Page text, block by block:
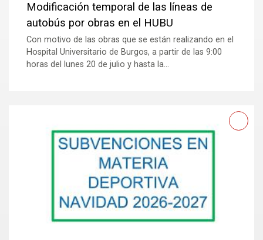
Modificación temporal de las líneas de
autobús por obras en el HUBU
Con motivo de las obras que se están realizando en el
Hospital Universitario de Burgos, a partir de las 9:00
horas del lunes 20 de julio y hasta la...